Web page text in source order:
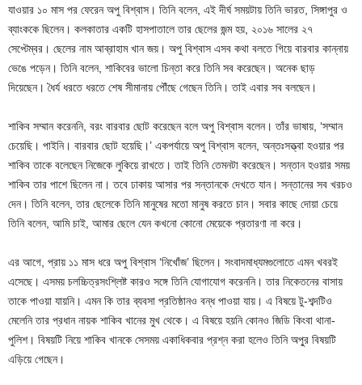
যাওয়ার ১০ মাস পর ফেরেন অপু বিশ্বাস। তিনি বলেন, এই দীর্ঘ সময়টায় তিনি ভারত, সিঙ্গাপুর ও
ব্যাংককে ছিলেন। কলকাতার একটি হাসপাতালে তার ছেলের জন্ম হয়, ২০১৬ সালের ২৭
সেপ্টেম্বর। ছেলের নাম আব্রাহাম খান জয়। অপু বিশ্বাস এসব কথা বলতে গিয়ে বারবার কান্নায়
ভেঙে পড়েন। তিনি বলেন, শাকিবের ভালো চিন্তা করে তিনি সব করেছেন। অনেক ছাড়
দিয়েছেন। ধৈর্য ধরতে ধরতে শেষ সীমানায় পৌঁছে গেছেন তিনি। তাই এবার সব বলছেন।
শাকিব সম্মান করেননি, বরং বারবার ছোট করেছেন বলে অপু বিশ্বাস বলেন। তাঁর ভাষায়, ‘সম্মান
চেয়েছি। পাইনি। বারবার ছোট হয়েছি।’ একপর্যায়ে অপু বিশ্বাস বলেন, অন্তঃসত্ত্বা হওয়ার পর
শাকিব তাকে বলেছেন নিজেকে লুকিয়ে রাখতে। তাই তিনি তেমনটা করেছেন। সন্তান হওয়ার সময়
শাকিব তার পাশে ছিলেন না। তবে ঢাকায় আসার পর সন্তানকে দেখতে যান। সন্তানের সব খরচও
দেন। তিনি বলেন, তার ছেলেকে তিনি মানুষের মতো মানুষ করতে চান। সবার কাছে দোয়া চেয়ে
তিনি বলেন, আমি চাই, আমার ছেলে যেন কখনো কোনো মেয়েকে প্রতারণা না করে।
এর আগে, প্রায় ১১ মাস ধরে অপু বিশ্বাস ‘নিখোঁজ’ ছিলেন। সংবাদমাধ্যমগুলোতে এমন খবরই
এসেছে। এসময় চলচ্চিত্রসংশ্লিষ্ট কারও সঙ্গে তিনি যোগাযোগ করেননি। তার নিকেতনের বাসায়
তাকে পাওয়া যায়নি। এমন কি তার ব্যবসা প্রতিষ্ঠানও বন্ধ পাওয়া যায়। এ বিষয়ে টু-শব্দটিও
মেলেনি তার প্রধান নায়ক শাকিব খানের মুখ থেকে। এ বিষয়ে হয়নি কোনও জিডি কিংবা থানা-
পুলিশ। বিষয়টি নিয়ে শাকিব খানকে সেসময় একাধিকবার প্রশ্ন করা হলেও তিনি অপু্র বিষয়টি
এড়িয়ে গেছেন।